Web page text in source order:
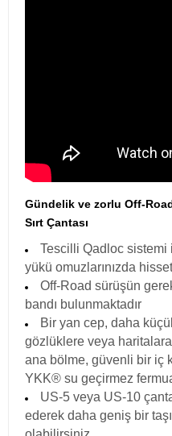
Gündelik ve zorlu Off-
Sırt Çantası
Tescilli Qadloc
yükü omuzlarınızda
Off-Road sürüşün
bandı bulunmaktadır
Bir yan cep, daha
gözlüklere veya haritalara
ana bölme, güvenli bir iç
YKK® su geçirmez
US-5 veya US-10
ederek daha geniş bir